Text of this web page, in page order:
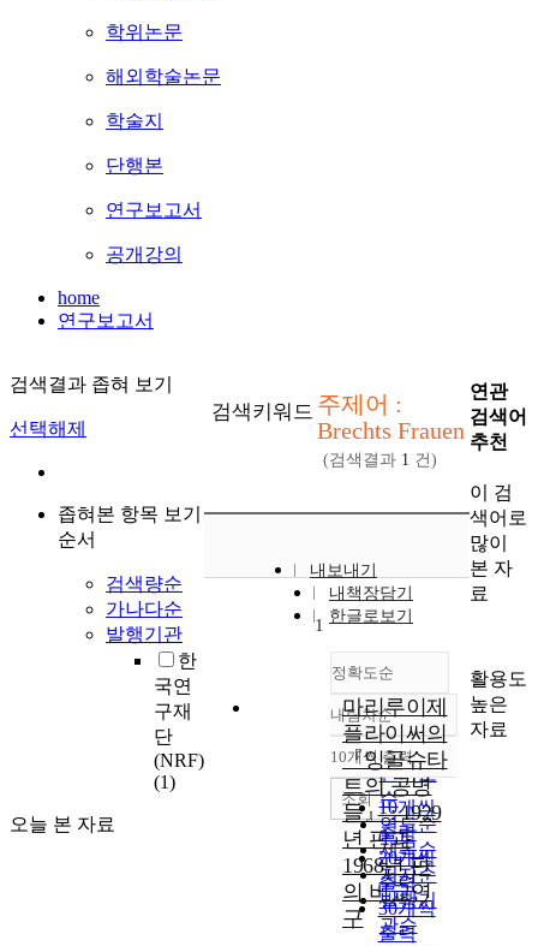
학위논문
해외학술논문
학술지
단행본
연구보고서
공개강의
home
연구보고서
검색결과 좁혀 보기
선택해제
좁혀본 항목 보기
순서
검색량순
가나다순
발행기관
한
국연
구재
단
(NRF)
(1)
오늘 본 자료
검색키워드 주제어 :
Brechts Frauen
(검색결과 1 건)
내보내기
내책장담기
한글로보기
정확도순
정확도
순
인기도
순
연도순
제목순
저자순
발행기
관순
내림차순
내림차순
10개씩 출력
10개씩
출력
20개씩
출력
30개씩
출력
조회
1
마리루이제
플라이써의
『잉골슈타
트의 공병
들』 : 1929
년 판과
1968년 판
의 비교연
구
연관
검색어
추천
이 검
색어로
많이
본 자
료
활용도
높은
자료